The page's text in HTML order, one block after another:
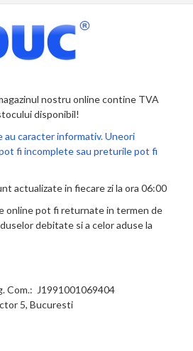
nostru online contine TVA
disponibil!
caracter informativ. Uneori
fi incomplete sau preturile pot fi
actualizate in fiecare zi la ora 06:00
online pot fi returnate in termen de
debitate si a celor aduse la
Com.: J1991001069404
5, Bucuresti